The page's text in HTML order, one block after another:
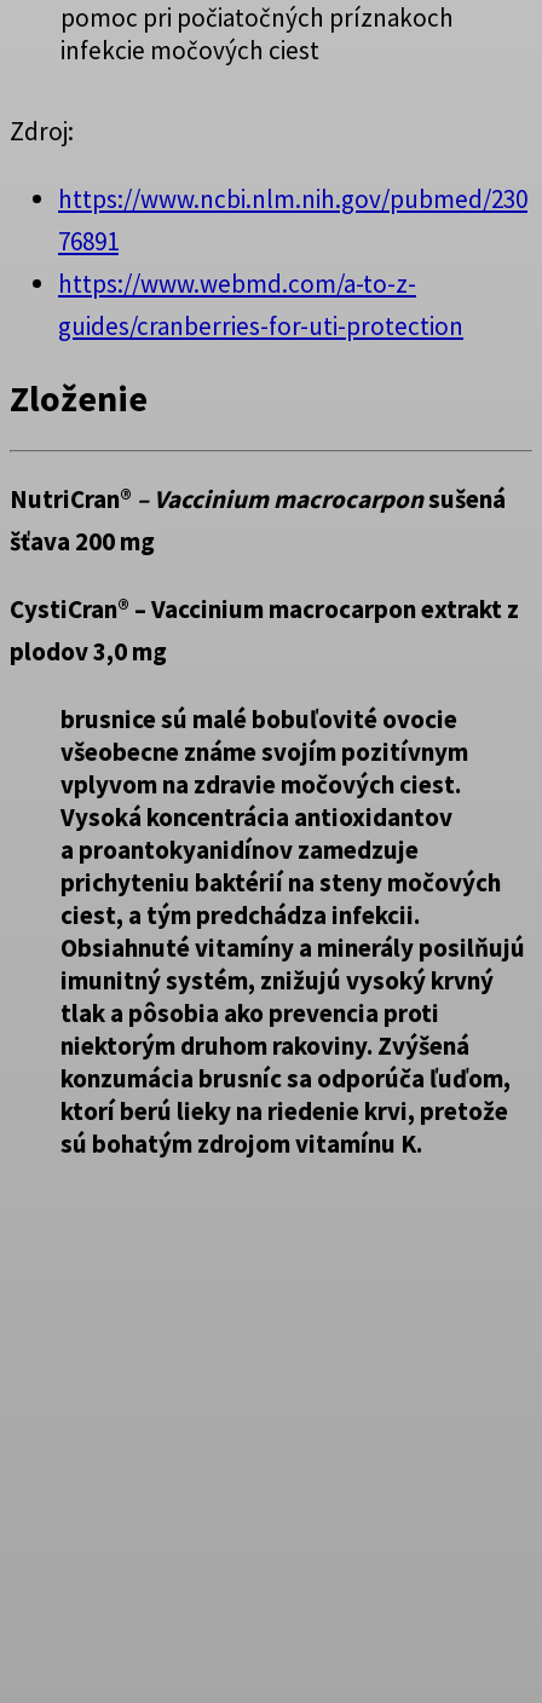
pomoc pri počiatočných príznakoch
infekcie močových ciest
Zdroj:
https://www.ncbi.nlm.nih.gov/pubmed/230
76891
https://www.webmd.com/a-to-z-
guides/cranberries-for-uti-protection
Zloženie
NutriCran® – Vaccinium macrocarponsušená
šťava 200 mg
CystiCran® – Vaccinium macrocarpon extrakt z
plodov 3,0 mg
brusnice sú malé bobuľovité ovocie
všeobecne známe svojím pozitívnym
vplyvom na zdravie močových ciest.
Vysoká koncentrácia antioxidantov
a proantokyanidínov zamedzuje
prichyteniu baktérií na steny močových
ciest, a tým predchádza infekcii.
Obsiahnuté vitamíny a minerály posilňujú
imunitný systém, znižujú vysoký krvný
tlak a pôsobia ako prevencia proti
niektorým druhom rakoviny. Zvýšená
konzumácia brusníc sa odporúča ľuďom,
ktorí berú lieky na riedenie krvi, pretože
sú bohatým zdrojom vitamínu K.